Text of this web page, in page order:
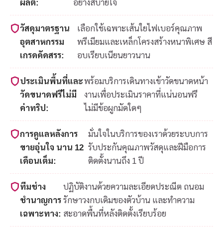
วัสดุมาตรฐาน
อุตสาหกรรม
เกรดคัดสรร:
เลือกใช้เฉพาะเส้นใยไฟเบอร์คุณภาพ
พรีเมียมและเหล็กโครงสร้างหนาพิเศษ สี
อบเรียบเนียนยาวนาน
ประเมินพื้นที่และ
วัดขนาดฟรีไม่มี
ค่าทริป:
พร้อมบริการเดินทางเข้าวัดขนาดหน้า
งานเพื่อประเมินราคาที่แน่นอนฟรี
ไม่มีข้อผูกมัดใดๆ
การดูแลหลังการ
ขายอุ่นใจ นาน 12
เดือนเต็ม:
มั่นใจในบริการของเราด้วยระบบการ
รับประกันคุณภาพวัสดุและฝีมือการ
ติดตั้งนานถึง 1 ปี
ทีมช่าง
ชำนาญการ
เฉพาะทาง:
ปฏิบัติงานด้วยความละเอียดประณีต ถนอม
รักษาวงกบเดิมของตัวบ้าน และทำความ
สะอาดพื้นที่หลังติดตั้งเรียบร้อย